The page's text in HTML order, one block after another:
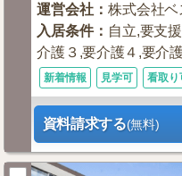
運営会社 ：株式会社
入居条件： 自立,要支
介護３,要介護４,要介
新着情報 見学可 看取り
資料請求する(無料)